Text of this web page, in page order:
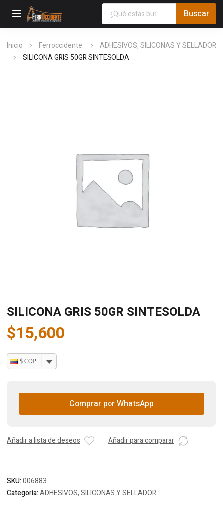
Inicio Ferroccidente
ADHESIVOS, SILICONAS Y SELLADOR
SILICONA GRIS 50GR SINTESOLDA
SILICONA GRIS 50GR SINTESOLDA
$15,600
$ COP
Comprar por WhatsApp
Añadir a lista de deseos Añadir para comparar
SKU:006883
Categoría:ADHESIVOS, SILICONAS Y SELLADOR